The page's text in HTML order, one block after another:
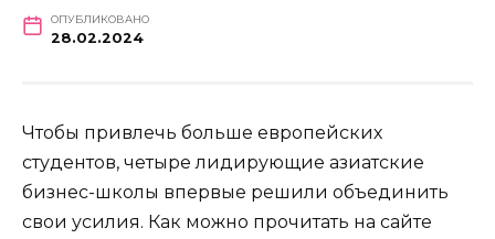
ОПУБЛИКОВАНО
28.02.2024
Чтобы привлечь больше европейских
студентов, четыре лидирующие азиатские
бизнес-школы впервые решили объединить
свои усилия. Как можно прочитать на сайте